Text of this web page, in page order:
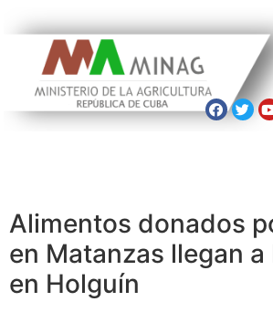
Alimentos donados
en Matanzas llegan
en Holguín